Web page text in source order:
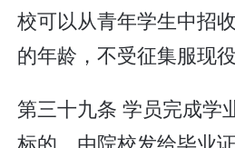
校可以从青年学生中招
的年龄，不受征集服现
第三十九条 学员完成学